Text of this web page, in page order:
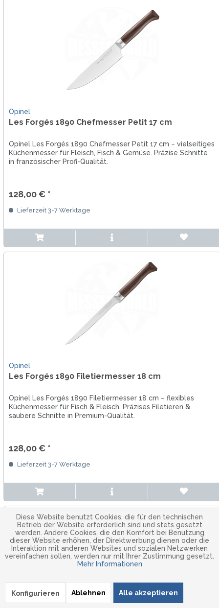
Opinel
Les Forgés 1890 Chefmesser Petit 17 cm
Opinel Les Forgés 1890 Chefmesser Petit 17 cm – vielseitiges
Küchenmesser für Fleisch, Fisch & Gemüse. Präzise Schnitte
in französischer Profi-Qualität.
128,00 € *
Lieferzeit 3-7 Werktage
Opinel
Les Forgés 1890 Filetiermesser 18 cm
Opinel Les Forgés 1890 Filetiermesser 18 cm – flexibles
Küchenmesser für Fisch & Fleisch. Präzises Filetieren &
saubere Schnitte in Premium-Qualität.
128,00 € *
Lieferzeit 3-7 Werktage
Diese Website benutzt Cookies, die für den technischen
Betrieb der Website erforderlich sind und stets gesetzt
werden. Andere Cookies, die den Komfort bei Benutzung
dieser Website erhöhen, der Direktwerbung dienen oder die
Interaktion mit anderen Websites und sozialen Netzwerken
vereinfachen sollen, werden nur mit Ihrer Zustimmung gesetzt.
Mehr Informationen
Ablehnen Alle akzeptieren
Konfigurieren